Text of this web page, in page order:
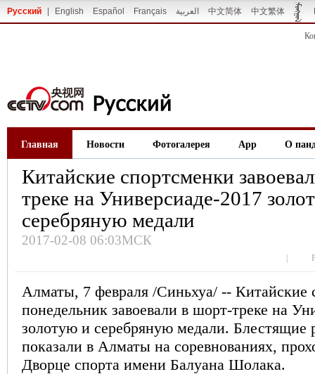
Русский English Español Français العربية 中文简体 中文繁体
Главная Новости Фотогалерея App О
Китайские спортсменки
треке на Универсиаде-2017
серебряную медали
2017-02-08 06:03МСК
Алматы, 7 февраля /Синьхуа/ -- Китайские
понедельник завоевали в шорт-треке на
золотую и серебряную медали. Блестящие
показали в Алматы на соревнованиях,
Дворце спорта имени Балуана Шолака.